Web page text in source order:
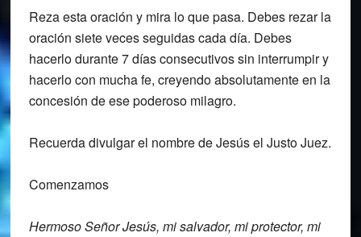
Reza esta oración y mira lo que pasa. Debes rezar la
oración siete veces seguidas cada día. Debes
hacerlo durante7 días consecutivos sin interrumpiry
hacerlo con mucha fe, creyendo absolutamente en la
concesión de ese poderoso milagro.
Recuerda divulgar el nombre de Jesús el Justo Juez.
Comenzamos
Hermoso Señor Jesús, mi salvador, miprotector, mi